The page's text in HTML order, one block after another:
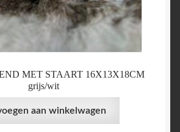
MET STAART 16X13X18CM
grijs/wit
aan winkelwagen